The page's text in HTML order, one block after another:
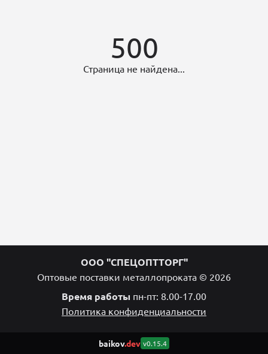
500
Страница не найдена...
ООО "СПЕЦОПТТОРГ"
Оптовые поставки металлопроката © 2026
Время работы пн-пт: 8.00-17.00
Политика конфиденциальности
baikov.dev v0.15.4